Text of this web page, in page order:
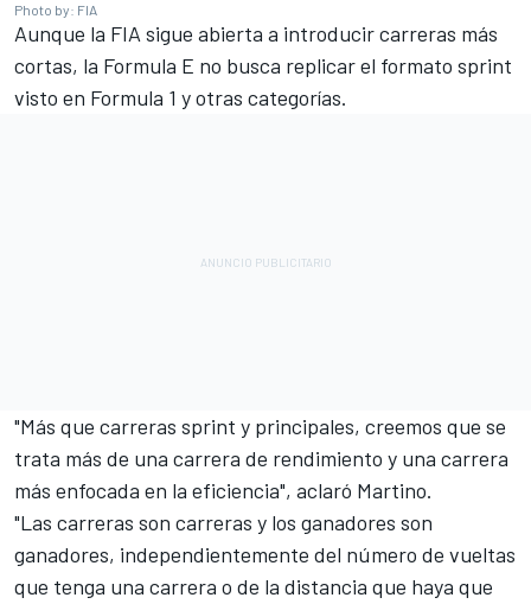
Photo by: FIA
Aunque la FIA sigue abierta a introducir carreras más
cortas, la Formula E no busca replicar el formato sprint
visto en Formula 1 y otras categorías.
"Más que carreras sprint y principales, creemos que se
trata más de una carrera de rendimiento y una carrera
más enfocada en la eficiencia", aclaró Martino.
"Las carreras son carreras y los ganadores son
ganadores, independientemente del número de vueltas
que tenga una carrera o de la distancia que haya que